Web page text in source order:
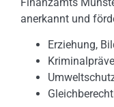
anerkannt und
Erziehung,